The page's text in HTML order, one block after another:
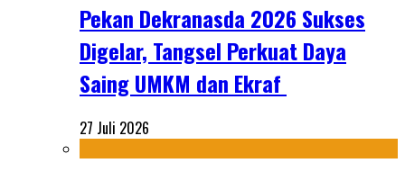
Pekan Dekranasda 2026 Sukses
Digelar, Tangsel Perkuat Daya
Saing UMKM dan Ekraf
27 Juli 2026